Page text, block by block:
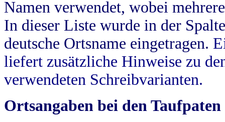
Namen verwendet, wobei
In dieser Liste wurde in der
deutsche Ortsname eingetragen.
liefert zusätzliche Hinweise zu
verwendeten Schreibvarianten.
Ortsangaben bei den Taufpaten